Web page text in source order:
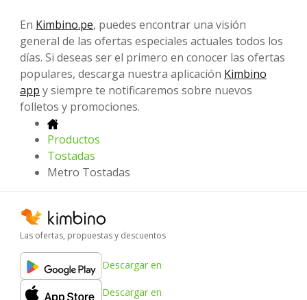
En Kimbino.pe, puedes encontrar una visión
general de las ofertas especiales actuales todos los
días. Si deseas ser el primero en conocer las ofertas
populares, descarga nuestra aplicación Kimbino
app y siempre te notificaremos sobre nuevos
folletos y promociones.
Productos
Tostadas
Metro Tostadas
Las ofertas, propuestas y descuentos
Descargar en
Descargar en